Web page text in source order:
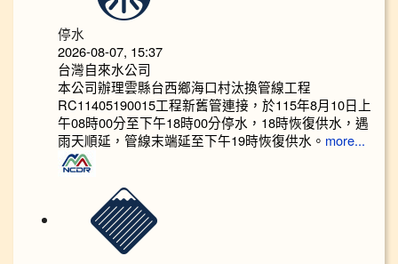
停水
2026-08-07, 15:37
台灣自來水公司
本公司辦理雲縣台西鄉海口村汰換管線工程
RC11405190015工程新舊管連接，於115年8月10日上
午08時00分至下午18時00分停水，18時恢復供水，遇
雨天順延，管線末端延至下午19時恢復供水。 more...